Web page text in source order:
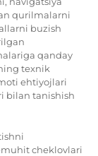
qurilmalarni
buzish
qanday
texnik
ehtiyojlari
bilan tanishish
cheklovlari